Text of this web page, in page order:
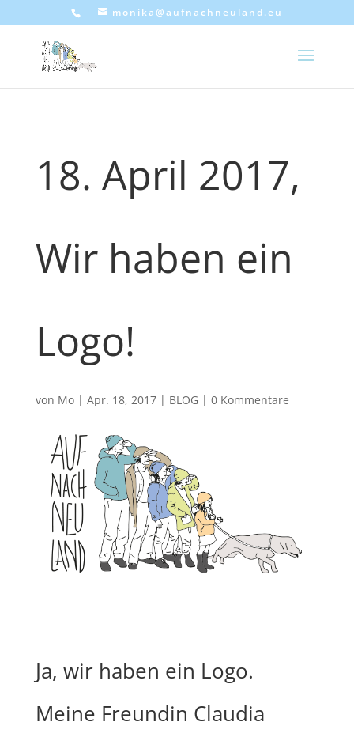
monika@aufnachneuland.eu
18. April 2017,
Wir haben ein
Logo!
von Mo| Apr. 18, 2017| BLOG | 0 Kommentare
Ja, wir haben ein Logo.
Meine Freundin Claudia